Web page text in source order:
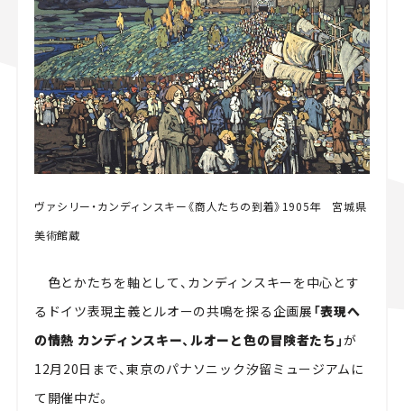
ヴァシリー・カンディンスキー《商人たちの到着》1905年 宮城県
美術館蔵
色とかたちを軸として、カンディンスキーを中心とす
るドイツ表現主義とルオーの共鳴を探る企画展 「表現へ
の情熱 カンディンスキー、ルオーと色の冒険者たち」が
12月20日まで、東京のパナソニック汐留ミュージアムに
て開催中だ。